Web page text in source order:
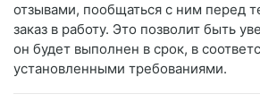
отзывами, пообщаться с ним перед
заказ в работу. Это позволит быть
он будет выполнен в срок, в
установленными требованиями.